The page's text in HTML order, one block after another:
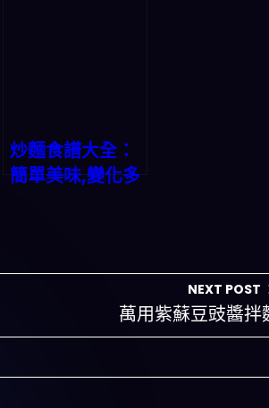
炒麵食譜大全：
簡單美味,變化多
NEXT POST
萬用紫蘇豆豉醬拌